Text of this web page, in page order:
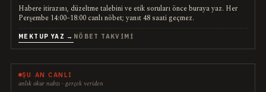
Habere itirazını, düzeltme talebini ve etik soruları önce buraya yaz. Her
Perşembe 14:00–18:00 canlı nöbet; yanıt 48 saati geçmez.
MEKTUP YAZ → NÖBET TAKVIMI
ŞU AN CANLI
anlık okur nabzı · gerçek veriden